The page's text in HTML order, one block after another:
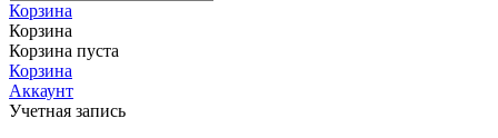
Корзина
Корзина
Корзина пуста
Корзина
Аккаунт
Учетная запись